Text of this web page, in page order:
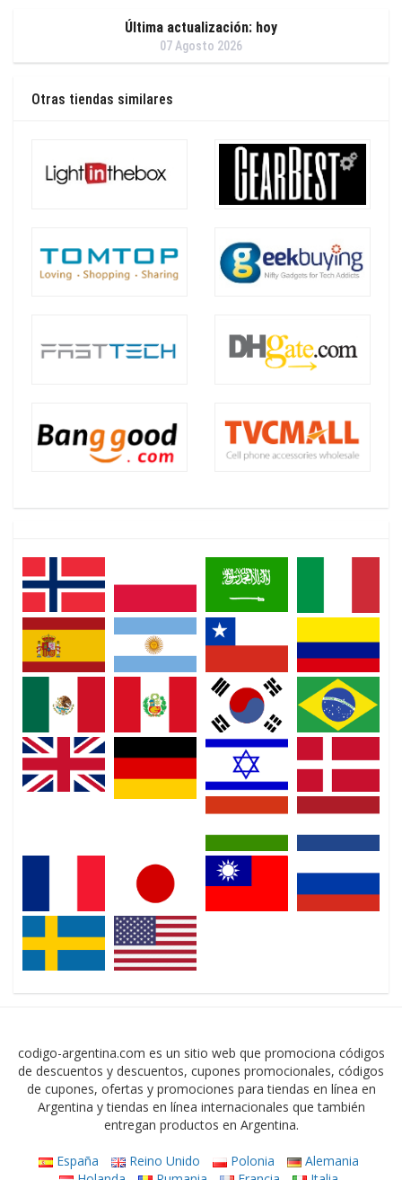
Última actualización: hoy
07 Agosto 2026
Otras tiendas similares
codigo-argentina.com es un sitio web que promociona códigos
de descuentos y descuentos, cupones promocionales, códigos
de cupones, ofertas y promociones para tiendas en línea en
Argentina y tiendas en línea internacionales que también
entregan productos en Argentina.
España Reino Unido Polonia
Alemania